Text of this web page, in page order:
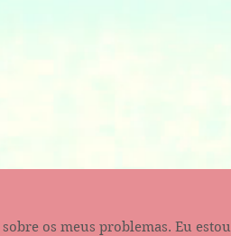
os meus problemas. Eu estou